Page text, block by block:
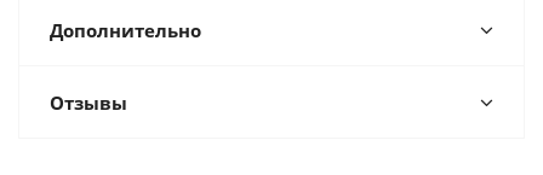
Дополнительно
Отзывы